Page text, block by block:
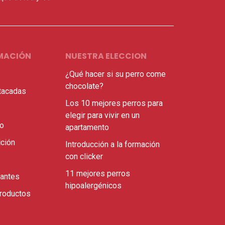
NUESTRA ELECCION
¿Qué hacer si su perro come
chocolate?
Los 10 mejores perros para
elegir para vivir en un
apartamento
Introducción a la formación
con clicker
11 mejores perros
hipoalergénicos